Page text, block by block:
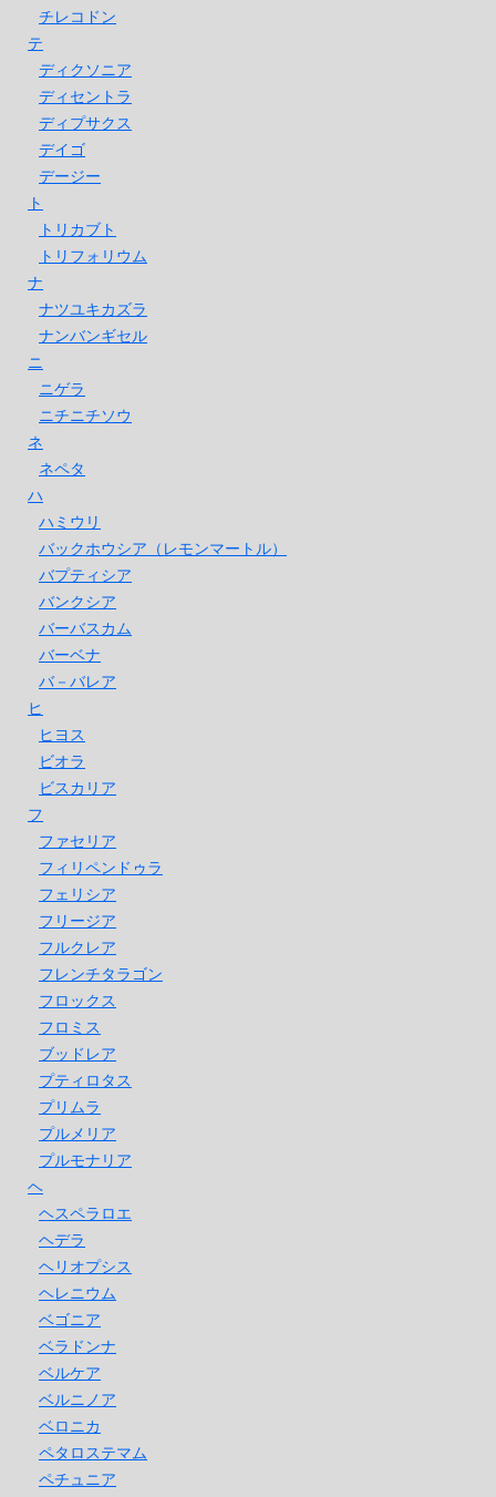
チレコドン
テ
ディクソニア
ディセントラ
ディプサクス
デイゴ
デージー
ト
トリカブト
トリフォリウム
ナ
ナツユキカズラ
ナンバンギセル
ニ
ニゲラ
ニチニチソウ
ネ
ネペタ
ハ
ハミウリ
バックホウシア（レモンマートル）
バプティシア
バンクシア
バーバスカム
バーベナ
バ－バレア
ヒ
ヒヨス
ビオラ
ビスカリア
フ
ファセリア
フィリペンドゥラ
フェリシア
フリージア
フルクレア
フレンチタラゴン
フロックス
フロミス
ブッドレア
プティロタス
プリムラ
プルメリア
プルモナリア
ヘ
ヘスペラロエ
ヘデラ
ヘリオプシス
ヘレニウム
ベゴニア
ベラドンナ
ベルケア
ベルニノア
ベロニカ
ペタロステマム
ペチュニア